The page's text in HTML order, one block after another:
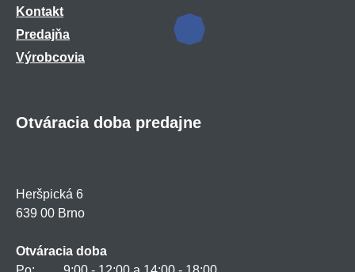
Kontakt
Predajňa
Výrobcovia
Otváracia doba predajne
Heršpická 6
639 00 Brno
Otváracia doba